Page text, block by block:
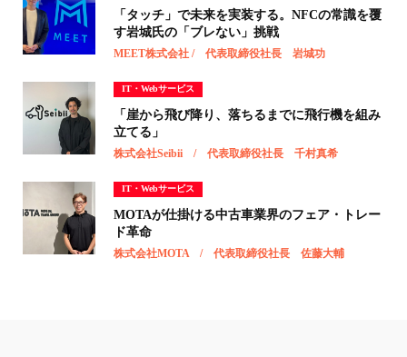
「タッチ」で未来を実装する。NFCの常識を覆
す岩城氏の「ブレない」挑戦
MEET株式会社 / 代表取締役社長 岩城功
IT・Webサービス
「崖から飛び降り、落ちるまでに飛行機を組み
立てる」
株式会社Seibii / 代表取締役社長 千村真希
IT・Webサービス
MOTAが仕掛ける中古車業界のフェア・トレー
ド革命
株式会社MOTA / 代表取締役社長 佐藤大輔